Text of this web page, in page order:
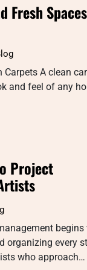
Fresh
A clean
and feel of any
Project
begins
organizing every
who approach…